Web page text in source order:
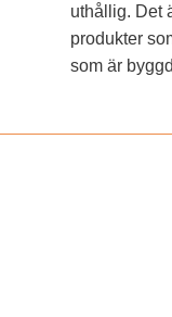
uthållig. Det
produkter
som är